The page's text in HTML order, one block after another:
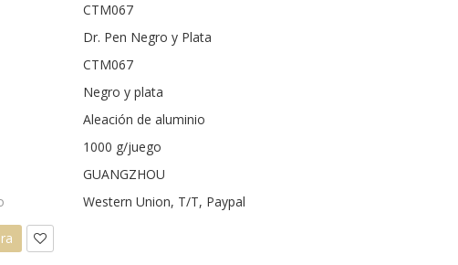
CTM067
Dr. Pen Negro y Plata
CTM067
Negro y plata
Aleación de aluminio
1000 g/juego
GUANGZHOU
Western Union, T/T, Paypal